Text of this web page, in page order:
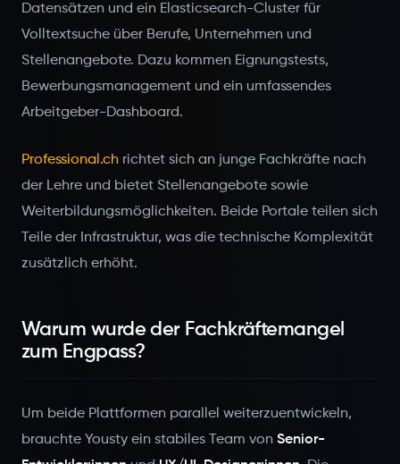
Datensätzen und ein Elasticsearch-Cluster für
Volltextsuche über Berufe, Unternehmen und
Stellenangebote. Dazu kommen Eignungstests,
Bewerbungsmanagement und ein umfassendes
Arbeitgeber-Dashboard.
Professional.ch richtet sich an junge Fachkräfte nach
der Lehre und bietet Stellenangebote sowie
Weiterbildungsmöglichkeiten. Beide Portale teilen sich
Teile der Infrastruktur, was die technische Komplexität
zusätzlich erhöht.
Warum wurde der Fachkräftemangel
zum Engpass?
Um beide Plattformen parallel weiterzuentwickeln,
brauchte Yousty ein stabiles Team von Senior-